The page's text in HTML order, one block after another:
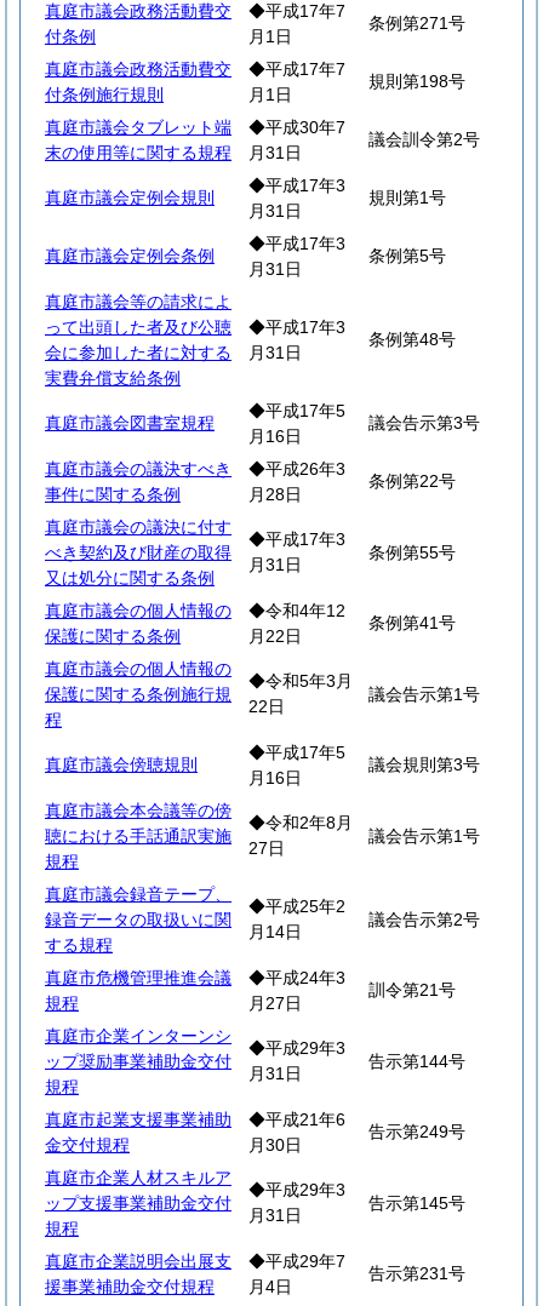
真庭市議会政務活動費交
付条例
◆平成17年7
月1日
条例第271号
真庭市議会政務活動費交
付条例施行規則
◆平成17年7
月1日
規則第198号
真庭市議会タブレット端
末の使用等に関する規程
◆平成30年7
月31日
議会訓令第2号
真庭市議会定例会規則
◆平成17年3
月31日
規則第1号
真庭市議会定例会条例
◆平成17年3
月31日
条例第5号
真庭市議会等の請求によ
って出頭した者及び公聴
会に参加した者に対する
実費弁償支給条例
◆平成17年3
月31日
条例第48号
真庭市議会図書室規程
◆平成17年5
月16日
議会告示第3号
真庭市議会の議決すべき
事件に関する条例
◆平成26年3
月28日
条例第22号
真庭市議会の議決に付す
べき契約及び財産の取得
又は処分に関する条例
◆平成17年3
月31日
条例第55号
真庭市議会の個人情報の
保護に関する条例
◆令和4年12
月22日
条例第41号
真庭市議会の個人情報の
保護に関する条例施行規
程
◆令和5年3月
22日
議会告示第1号
真庭市議会傍聴規則
◆平成17年5
月16日
議会規則第3号
真庭市議会本会議等の傍
聴における手話通訳実施
規程
◆令和2年8月
27日
議会告示第1号
真庭市議会録音テープ、
録音データの取扱いに関
する規程
◆平成25年2
月14日
議会告示第2号
真庭市危機管理推進会議
規程
◆平成24年3
月27日
訓令第21号
真庭市企業インターンシ
ップ奨励事業補助金交付
規程
◆平成29年3
月31日
告示第144号
真庭市起業支援事業補助
金交付規程
◆平成21年6
月30日
告示第249号
真庭市企業人材スキルア
ップ支援事業補助金交付
規程
◆平成29年3
月31日
告示第145号
真庭市企業説明会出展支
援事業補助金交付規程
◆平成29年7
月4日
告示第231号